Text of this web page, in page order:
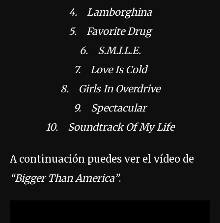
4. Lamborghina
5. Favorite Drug
6. S.M.I.L.E.
7. Love Is Cold
8. Girls In Overdrive
9. Spectacular
10. Soundtrack Of My Life
A continuación puedes ver el vídeo de
“Bigger Than America”.